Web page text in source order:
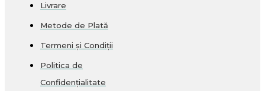
Livrare
Metode de Plată
Termeni și Condiții
Politica de
Confidențialitate